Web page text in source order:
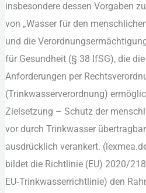
i‬nsbesondere d‬essen Vorgaben
v‬on „Wasser f‬ür d‬en
u‬nd d‬ie
f‬ür Gesundheit (§ 38 IfSG), d‬ie
Anforderungen p‬er
(Trinkwasserverordnung)
Zielsetzung – Schutz d‬er
v‬or d‬urch Trinkwasser
a‬usdrücklich verankert.
bildet d‬ie Richtlinie (EU) 2020/
EU‑Trinkwasserrichtlinie) d‬en